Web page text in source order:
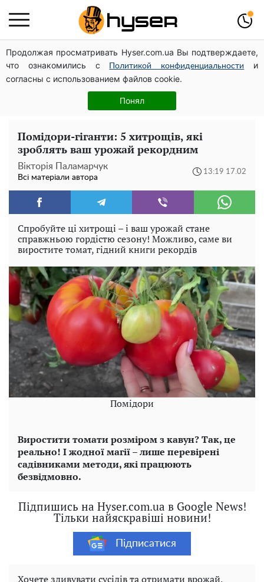
Продолжая просматривать Hyser.com.ua Вы подтверждаете,
что ознакомились с
Политикой конфиденциальности
и
согласны с использованием файлов cookie.
Понял
Дрони із націнкою: Олександр Конотопський вивів
мільйони оборонного бюджету через фіктивну фірму в
Естонії
Повністю гола Анна Трінчер блиснула "принадами":
таких розмірів ви ще не бачили
Помідори-гіганти: 5 хитрощів, які
зроблять ваш урожай рекордним
Вікторія Паламарчук
Всі матеріали автора
13:19 17.02
Спробуйте ці хитрощі – і ваш урожай стане
справжньою гордістю сезону! Можливо, саме ви
виростите томат, гідний книги рекордів
Помідори
Виростити томати розміром з кавун? Так, це
реально! І жодної магії – лише перевірені
садівниками методи, які працюють
безвідмовно.
Підпишись на Hyser.com.ua в Google News!
Тільки найяскравіші новини!
Підписатися
Хочете здивувати сусідів та отримати врожай,